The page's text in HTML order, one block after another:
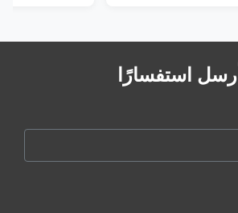
أرسل استفسارًا